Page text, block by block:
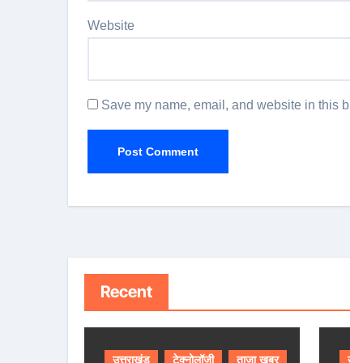
Website
Save my name, email, and website in this
Recent
उत्तराखंड टेक्नोलॉजी ताजा खबर